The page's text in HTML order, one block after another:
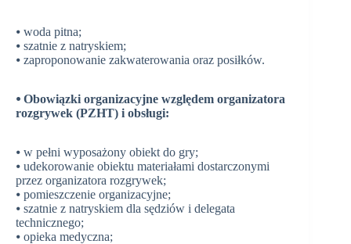
⦁ woda pitna;
⦁ szatnie z natryskiem;
⦁ zaproponowanie zakwaterowania oraz posiłków.
⦁ Obowiązki organizacyjne względem organizatora
rozgrywek (PZHT) i obsługi:
⦁ w pełni wyposażony obiekt do gry;
⦁ udekorowanie obiektu materiałami dostarczonymi
przez organizatora rozgrywek;
⦁ pomieszczenie organizacyjne;
⦁ szatnie z natryskiem dla sędziów i delegata
technicznego;
⦁ opieka medyczna;